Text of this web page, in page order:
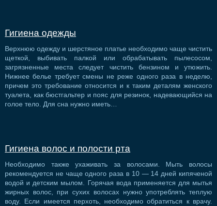
Гигиена одежды
Верхнюю одежду и шерстяное платье необходимо чаще чистить
щеткой, выбивать палкой или обрабатывать пылесосом,
загрязненные места следует чистить бензином и утюжить.
Нижнее белье требует смены не реже одного раза в неделю,
причем это требование относится и к таким деталям женского
туалета, как бюстгальтер и пояс для резинок, надевающийся на
голое тело. Для сна нужно иметь…
Гигиена волос и полости рта
Необходимо также ухаживать за волосами. Мыть волосы
рекомендуется не чаще одного раза в 10 — 14 дней кипяченой
водой и детским мылом. Горячая вода применяется для мытья
жирных волос, при сухих волосах нужно употреблять теплую
воду. Если имеется перхоть, необходимо обратиться к врачу.